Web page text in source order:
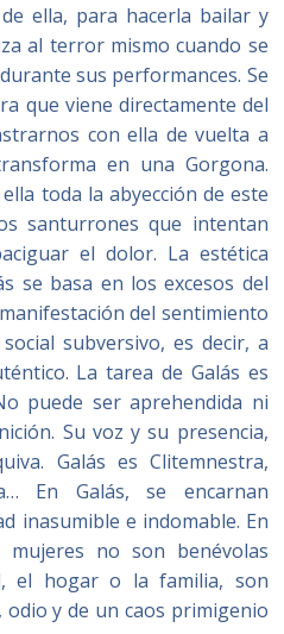
ella, para hacerla bailar y
al terror mismo cuando se
sus performances. Se
que viene directamente del
con ella de vuelta a
en una Gorgona.
toda la abyección de este
santurrones que intentan
el dolor. La estética
se basa en los excesos del
del sentimiento
subversivo, es decir, a
La tarea de Galás es
puede ser aprehendida ni
Su voz y su presencia,
Galás es Clitemnestra,
En Galás, se encarnan
inasumible e indomable. En
no son benévolas
el hogar o la familia, son
y de un caos primigenio